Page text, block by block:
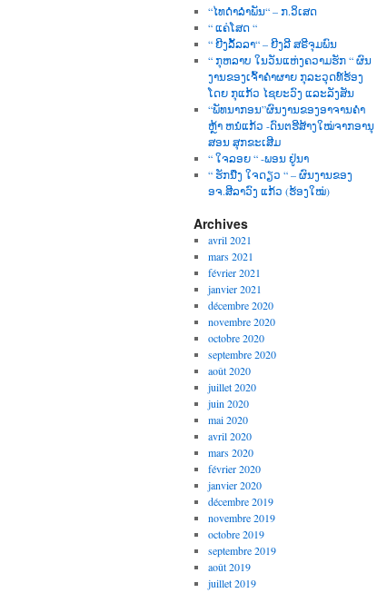
“ໄທດຳລຳພັນ“ – ກ.ວິເສດ
“ ແຄ່ໂສດ “
“ ຍີງລັ້ລລາ“ – ຍີງລີ ສຣີຈຸມພົນ
“ ກຸຫລາບ ໃນວັນແຫ່ງຄວາມຮັກ “ ຜົນ
ງານຂອງເຈົ້າຄຳຜາຍ ກຸລະວຸດທ໌ຮ້ອງ
ໂດຍ ກຸແກ້ວ ໄຊຍະວົງ ແລະລັງສັນ
“ພັທນາກອນ”ຜົນງານຂອງອາຈານຄຳ
ຫຼ້າ ຫນໍແກ້ວ -ດົນຕຮີສ້າງໃໝ່ຈາກອານຸ
ສອນ ສຸກຂະເສີມ
“ ໃຈລອຍ “ -ພອນ ຢູ່ນາ
“ ຮັກນື່ງ ໃຈດຽວ “ – ຜົນງານຂອງ
ອຈ.ສີລາວົງ ແກ້ວ (ຮ້ອງໃໝ່)
Archives
avril 2021
mars 2021
février 2021
janvier 2021
décembre 2020
novembre 2020
octobre 2020
septembre 2020
août 2020
juillet 2020
juin 2020
mai 2020
avril 2020
mars 2020
février 2020
janvier 2020
décembre 2019
novembre 2019
octobre 2019
septembre 2019
août 2019
juillet 2019